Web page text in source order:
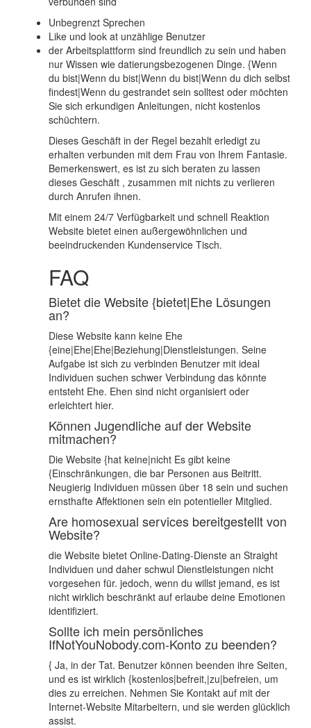
Unbegrenzt Sprechen
Like und look at unzählige Benutzer
der Arbeitsplattform sind freundlich zu sein und haben
nur Wissen wie datierungsbezogenen Dinge. {Wenn
du bist|Wenn du bist|Wenn du bist|Wenn du dich selbst
findest|Wenn du gestrandet sein solltest oder möchten
Sie sich erkundigen Anleitungen, nicht kostenlos
schüchtern.
Dieses Geschäft in der Regel bezahlt erledigt zu
erhalten verbunden mit dem Frau von Ihrem Fantasie.
Bemerkenswert, es ist zu sich beraten zu lassen
dieses Geschäft , zusammen mit nichts zu verlieren
durch Anrufen ihnen.
Mit einem 24/7 Verfügbarkeit und schnell Reaktion
Website bietet einen außergewöhnlichen und
beeindruckenden Kundenservice Tisch.
FAQ
Bietet die Website {bietet|Ehe Lösungen
an?
Diese Website kann keine Ehe
{eine|Ehe|Ehe|Beziehung|Dienstleistungen. Seine
Aufgabe ist sich zu verbinden Benutzer mit ideal
Individuen suchen schwer Verbindung das könnte
entsteht Ehe. Ehen sind nicht organisiert oder
erleichtert hier.
Können Jugendliche auf der Website
mitmachen?
Die Website {hat keine|nicht Es gibt keine
{Einschränkungen, die bar Personen aus Beitritt.
Neugierig Individuen müssen über 18 sein und suchen
ernsthafte Affektionen sein ein potentieller Mitglied.
Are homosexual services bereitgestellt von
Website?
die Website bietet Online-Dating-Dienste an Straight
Individuen und daher schwul Dienstleistungen nicht
vorgesehen für. jedoch, wenn du willst jemand, es ist
nicht wirklich beschränkt auf erlaube deine Emotionen
identifiziert.
Sollte ich mein persönliches
IfNotYouNobody.com-Konto zu beenden?
{ Ja, in der Tat. Benutzer können beenden ihre Seiten,
und es ist wirklich {kostenlos|befreit,|zu|befreien, um
dies zu erreichen. Nehmen Sie Kontakt auf mit der
Internet-Website Mitarbeitern, und sie werden glücklich
assist.